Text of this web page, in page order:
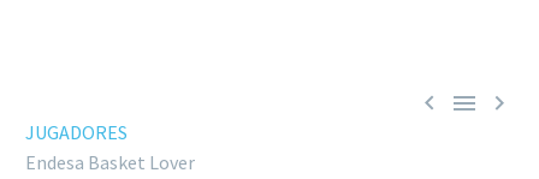
  
JUGADORES
Endesa Basket Lover